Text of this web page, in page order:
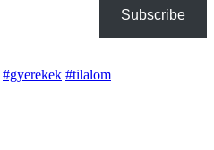
Subscribe
#gyerekek #tilalom